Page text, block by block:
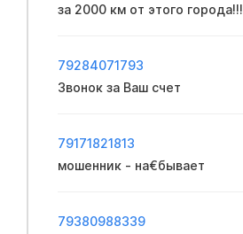
за 2000 км от этого города!!!
79284071793
Звонок за Ваш счет
79171821813
мошенник - на€бывает
79380988339